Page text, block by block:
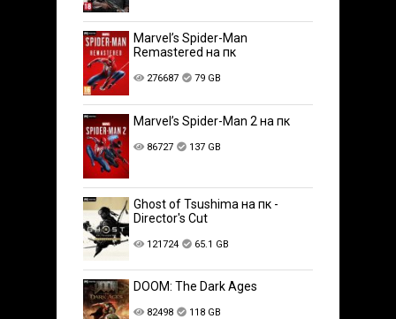
Marvel’s Spider-Man
Remastered на пк
276687 79 GB
Marvel’s Spider-Man 2 на пк
86727 137 GB
Ghost of Tsushima на пк -
Director's Cut
121724 65.1 GB
DOOM: The Dark Ages
82498 118 GB